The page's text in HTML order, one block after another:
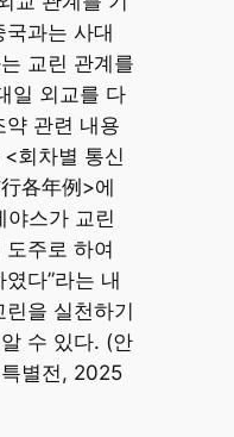
과는 사대
교린 관계를
일 외교를 다
약 관련 내용
회차별 통신
各年例>에
야스가 교린
주로 하여
다”라는 내
을 실천하기
수 있다. (안
별전, 2025